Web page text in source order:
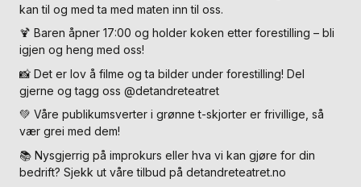
kan til og med ta med maten inn til oss.
🍹 Baren åpner 17:00 og holder koken etter forestilling – bli
igjen og heng med oss!
📸 Det er lov å filme og ta bilder under forestilling! Del
gjerne og tagg oss @detandreteatret
💚 Våre publikumsverter i grønne t-skjorter er frivillige, så
vær grei med dem!
📚 Nysgjerrig på improkurs eller hva vi kan gjøre for din
bedrift? Sjekk ut våre tilbud på detandreteatret.no